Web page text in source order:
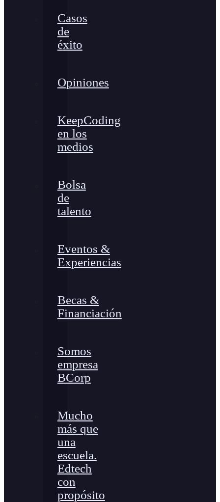
Casos
de
éxito
Opiniones
KeepCoding
en los
medios
Bolsa
de
talento
Eventos &
Experiencias
Becas &
Financiación
Somos
empresa
BCorp
Mucho
más que
una
escuela.
Edtech
con
propósito